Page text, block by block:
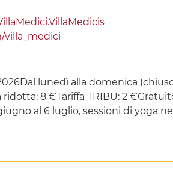
villa_medici
lunedì alla domenica
ridotta: 8 €Tariffa TRIBU: 2
al 6 luglio, sessioni di yoga